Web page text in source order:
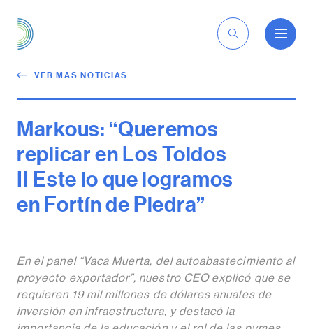
VER MAS NOTICIAS
Markous: “Queremos
replicar en Los Toldos
II Este lo que logramos
en Fortín de Piedra”
En el panel “Vaca Muerta, del autoabastecimiento al
proyecto exportador”, nuestro CEO explicó que se
requieren 19 mil millones de dólares anuales de
inversión en infraestructura, y destacó la